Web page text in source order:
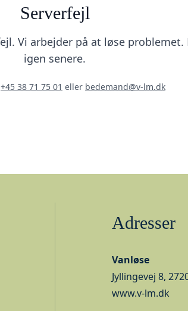
Serverfejl
Vi arbejder på at løse problemet.
igen senere.
+45 38 71 75 01 eller bedemand@v-lm.dk
Adresser
Vanløse
Jyllingevej 8,
www.v-lm.dk